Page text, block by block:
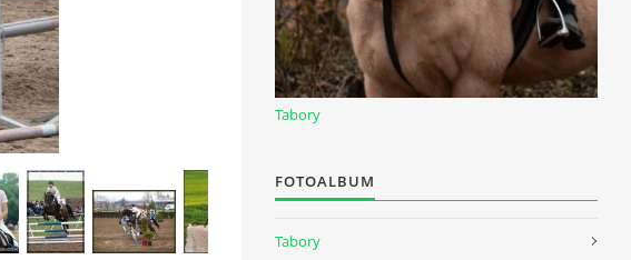
Tabory
FOTOALBUM
Tabory